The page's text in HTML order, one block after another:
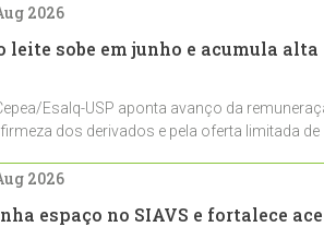
2026
leite sobe em junho e acumula
Esalq-USP aponta avanço da
dos derivados e pela oferta limitada de
2026
espaço no SIAVS e fortalece